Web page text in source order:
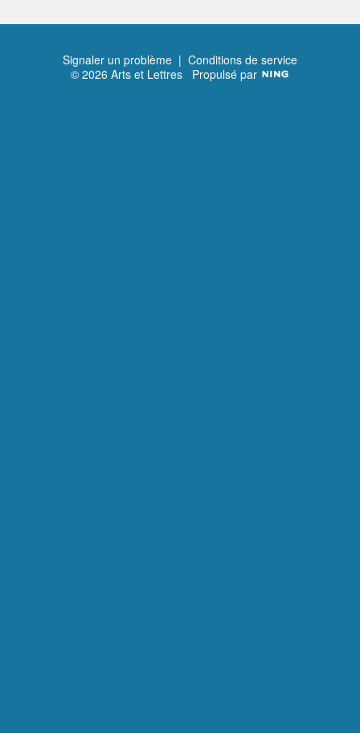
Signaler un problème | Conditions de service
© 2026 Arts et Lettres Propulsé par